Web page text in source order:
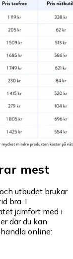
mest
utbudet brukar
bra. I
jämfört med i
där du kan
online: